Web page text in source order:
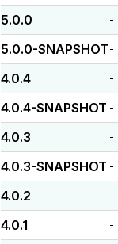
5.0.0 -
5.0.0-SNAPSHOT -
4.0.4 -
4.0.4-SNAPSHOT -
4.0.3 -
4.0.3-SNAPSHOT -
4.0.2 -
4.0.1 -